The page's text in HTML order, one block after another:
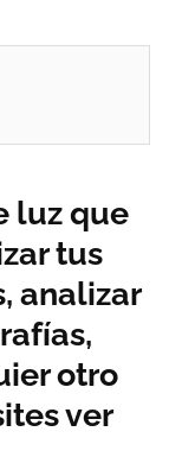
luz que
tus
analizar
otro
ver